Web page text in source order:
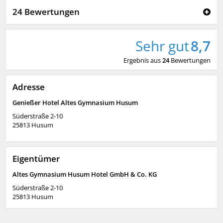
24 Bewertungen
Sehr gut8,7
Ergebnis aus24Bewertungen
Adresse
Genießer Hotel Altes Gymnasium Husum
Süderstraße 2-10
25813 Husum
Eigentümer
Altes Gymnasium Husum Hotel GmbH & Co. KG
Süderstraße 2-10
25813 Husum